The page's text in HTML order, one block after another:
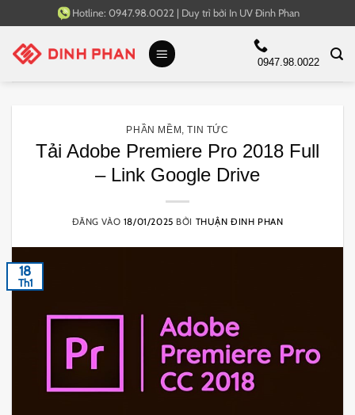
qua
nội
Hotline: 0947.98.0022 | Duy trì bởi In UV Đinh Phan
0947.98.0022
PHẦN MỀM ,TIN TỨC
Tải Adobe Premiere Pro 2018 Full
– Link Google Drive
ĐĂNG VÀO 18/01/2025 BỞI THUẬN ĐINH PHAN
18
Th1